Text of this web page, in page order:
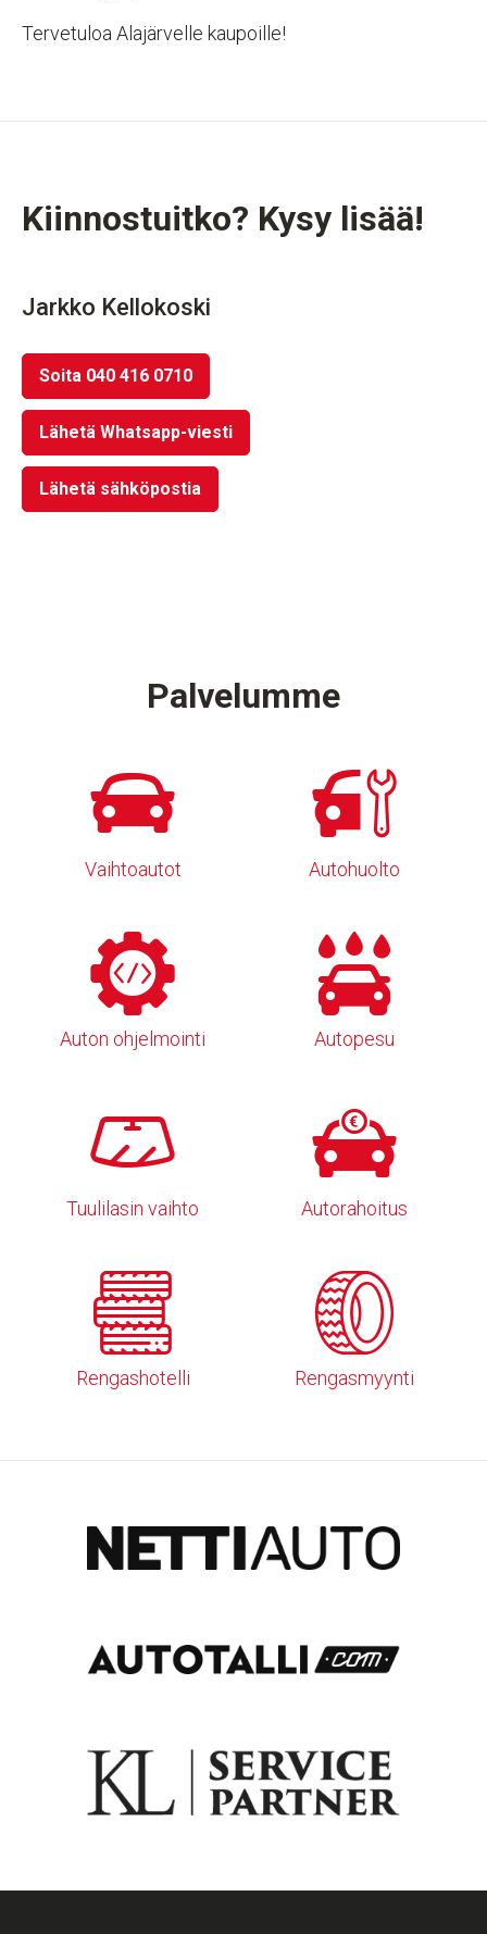
Tervetuloa Alajärvelle kaupoille!
Kiinnostuitko? Kysy lisää!
Jarkko Kellokoski
Soita 040 416 0710
Lähetä Whatsapp-viesti
Lähetä sähköpostia
Palvelumme
Vaihtoautot Autohuolto
Auton ohjelmointi Autopesu
Tuulilasin vaihto Autorahoitus
Rengashotelli Rengasmyynti